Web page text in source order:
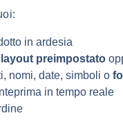
in ardesia
layout preimpostato
nomi, date, simboli o
in tempo reale